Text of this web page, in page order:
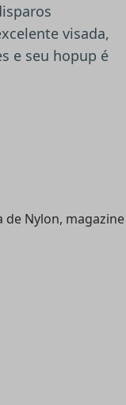
visada,
e seu hopup é
de Nylon, magazine